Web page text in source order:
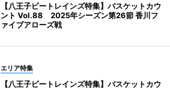
【八王子ビートレインズ特集】バスケットカウ
ント Vol.88 2025年シーズン第26節 香川フ
ァイブアローズ戦
エリア特集
【八王子ビートレインズ特集】バスケットカウ